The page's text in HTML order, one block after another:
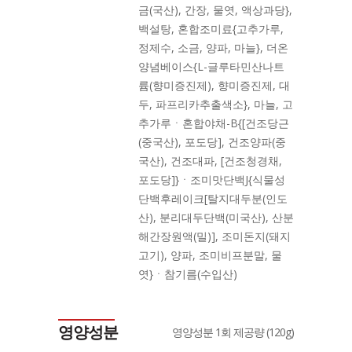
금(국산), 간장, 물엿, 액상과당},
백설탕, 혼합조미료{고추가루,
정제수, 소금, 양파, 마늘}, 더온
양념베이스{L-글루타민산나트
륨(향미증진제), 향미증진제, 대
두, 파프리카추출색소}, 마늘, 고
추가루ㆍ혼합야채-B{[건조당근
(중국산), 포도당], 건조양파(중
국산), 건조대파, [건조청경채,
포도당]}ㆍ조미맛단백J{식물성
단백후레이크[탈지대두분(인도
산), 분리대두단백(미국산), 산분
해간장원액(밀)], 조미돈지(돼지
고기), 양파, 조미비프분말, 물
엿}ㆍ참기름(수입산)
영양성분 영양성분 1회 제공량 (120g)